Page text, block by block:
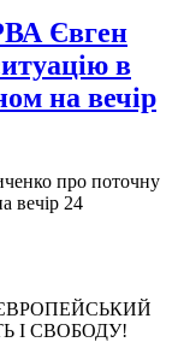
Євген
в
на вечір
про поточну
вечір 24